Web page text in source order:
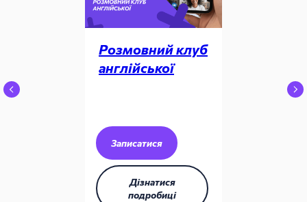
Розмовний клуб
англійської
Записатися
Дізнатися
подробиці